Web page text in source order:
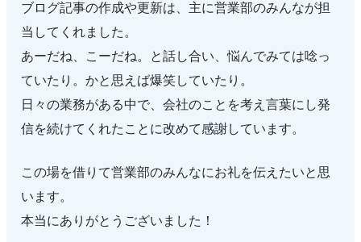
ブログ記事の作成や更新は、主に営業部のみんなが担
当してくれました。
あーだね、こーだね。と話し合い、悩んでみては唸っ
ていたり。かと思えば爆笑していたり。
日々の業務がある中で、会社のことを考え言葉にし発
信を続けてくれたことに改めて感謝しています。
この場を借りて営業部のみんなにお礼を伝えたいと思
います。
本当にありがとうございました！